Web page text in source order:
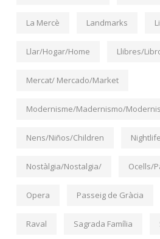
La Mercè Landmarks
Llar/Hogar/Home Llibres/
Mercat/ Mercado/Market
Modernisme/Madernismo/
Nens/Niños/Children Nightlife
Nostàlgia/Nostalgia/ Ocells/
Opera Passeig de Gràcia
Raval Sagrada Família